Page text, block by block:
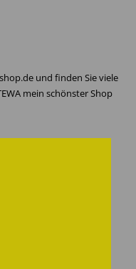
und finden Sie viele
mein schönster Shop